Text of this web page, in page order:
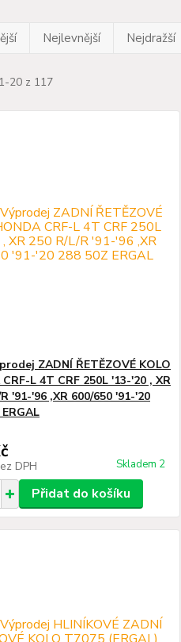
Nejlevnější Nejdražší
20 z 117
ZADNÍ ŘETĚZOVÉ KOLO
L 4T CRF 250L '13-'20 , XR
'91-'96 ,XR 600/650 '91-'20
DPH Skladem 2
Přidat do košíku